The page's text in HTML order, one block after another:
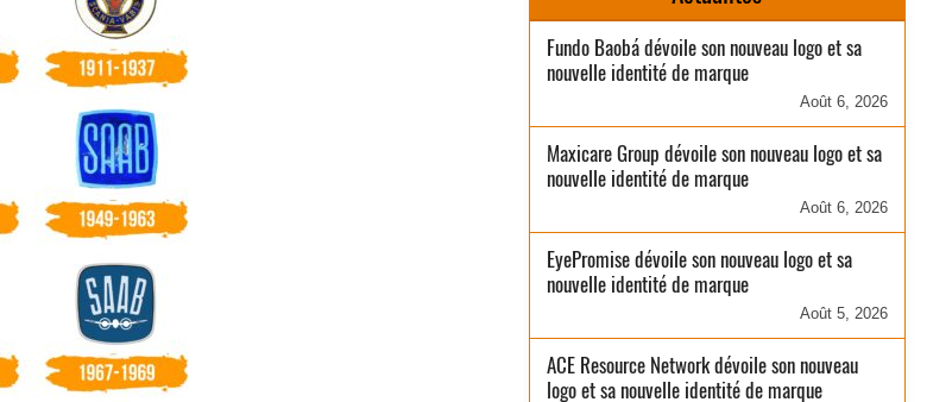
Fundo Baobá dévoile son nouveau logo et sa
nouvelle identité de marque
Août 6, 2026
Maxicare Group dévoile son nouveau logo et sa
nouvelle identité de marque
Août 6, 2026
EyePromise dévoile son nouveau logo et sa
nouvelle identité de marque
Août 5, 2026
ACE Resource Network dévoile son nouveau
logo et sa nouvelle identité de marque